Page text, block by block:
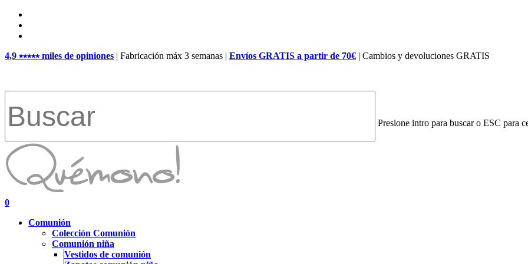
Skip
main
4,9 ⭑⭑⭑⭑⭑ miles de opiniones | Fabricación máx 3 semanas | Envíos GRATIS a partir de 70€ | Cambios y devoluciones GRATIS
Presione intro para buscar o ESC para
Close
Search
search
account
0
Comunión
Colección Comunión
Comunión niña
Vestidos de comunión